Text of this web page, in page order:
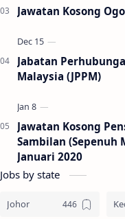
Jawatan Kosong
Jabatan
Malaysia (JPPM)
Jawatan Kosong
Sambilan (Sepenuh
Januari 2020
Jobs by state
Johor